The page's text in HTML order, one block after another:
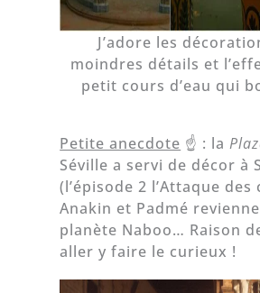
J’adore les
moindres détails et
petit cours d’eau qui
Petite anecdote ☝️ : la
Séville a servi de décor à
(l’épisode 2 l’Attaque
Anakin et Padmé
planète Naboo… Raison
aller y faire le curieux !